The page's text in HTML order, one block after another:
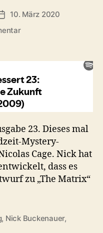
Veröffentlichungsdatum
10. März 2020
zu
–
Zukunft
endet
jetzt
23. Dieses mal
Mystery-
Cage. Nick hat
dass es
zu „The Matrix“
, Nick Buckenauer,